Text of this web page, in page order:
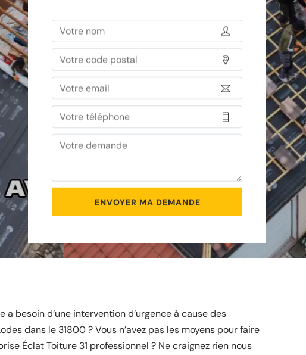
a besoin d’une intervention d’urgence à cause des
dans le 31800 ? Vous n’avez pas les moyens pour faire
Éclat Toiture 31 professionnel ? Ne craignez rien nous